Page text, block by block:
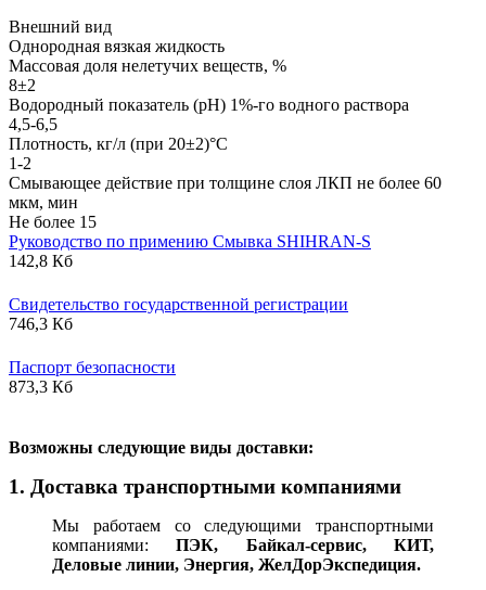
Внешний вид
Однородная вязкая жидкость
Массовая доля нелетучих веществ, %
8±2
Водородный показатель (рН) 1%-го водного раствора
4,5-6,5
Плотность, кг/л (при 20±2)°С
1-2
Смывающее действие при толщине слоя ЛКП не более 60
мкм, мин
Не более 15
Руководство по примению Смывка SHIHRAN-S
142,8 Кб
Свидетельство государственной регистрации
746,3 Кб
Паспорт безопасности
873,3 Кб
Возможны следующие виды доставки:
1. Доставка транспортными компаниями
Мы работаем со следующими транспортными
компаниями:ПЭК, Байкал-сервис, КИТ,
Деловые линии, Энергия, ЖелДорЭкспедиция.